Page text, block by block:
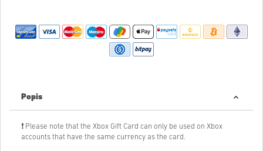
Popis
❗ Please note that the Xbox Gift Card can only be used on Xbox
accounts that have the same currency as the card.